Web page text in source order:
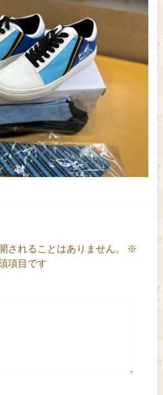
されることはありません。
※
項目です